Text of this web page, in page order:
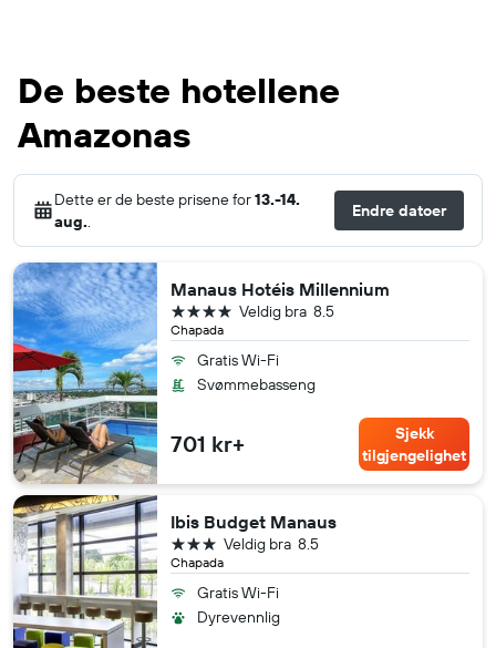
De beste hotellene
Amazonas
Dette er de beste prisene for13.-14.
aug..
Endre datoer
Manaus Hotéis Millennium
Chapada
8.5
Veldig bra
4 stjerner
Gratis Wi-Fi
Svømmebasseng
701 kr+
Sjekk
tilgjengelighet
Ibis Budget Manaus
Chapada
8.5
Veldig bra
3 stjerner
Gratis Wi-Fi
Dyrevennlig